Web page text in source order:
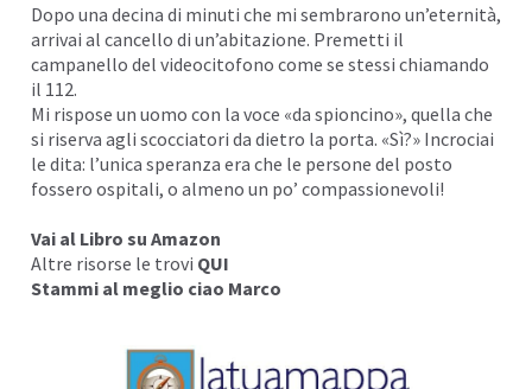
Dopo una decina di minuti che mi sembrarono un’eternità,
arrivai al cancello di un’abitazione. Premetti il
campanello del videocitofono come se stessi chiamando
il 112.
Mi rispose un uomo con la voce «da spioncino», quella che
si riserva agli scocciatori da dietro la porta. «Sì?» Incrociai
le dita: l’unica speranza era che le persone del posto
fossero ospitali, o almeno un po’ compassionevoli!
Vai al Libro su Amazon
Altre risorse le trovi QUI
Stammi al meglio ciao Marco